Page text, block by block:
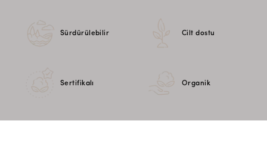
Sürdürülebilir Cilt dostu
Sertifikalı Organik